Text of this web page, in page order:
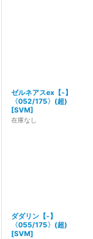
ゼルネアスex【-】
〈052/175〉(超)
[SVM]
在庫なし
ダダリン【-】
〈055/175〉(超)
[SVM]